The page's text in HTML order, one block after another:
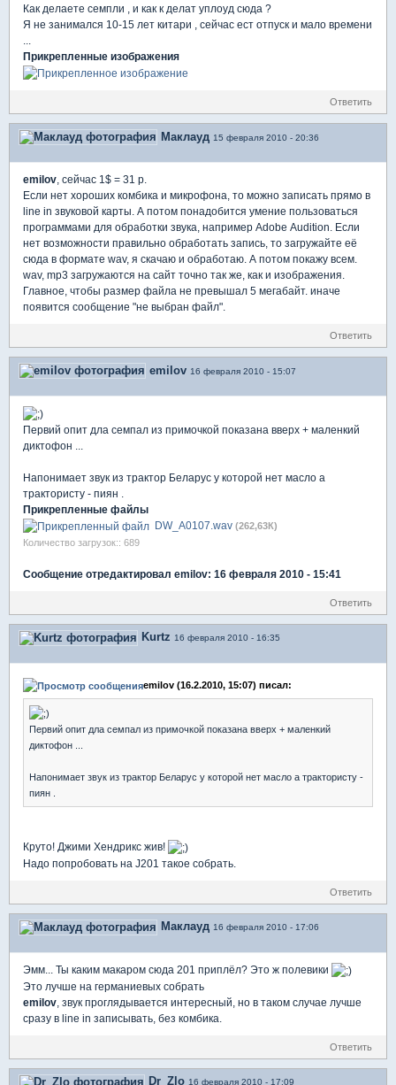
Как делаете семпли , и как к делат уплоуд сюда ?
Я не занимался 10-15 лет китари , сейчас ест отпуск и мало времени
...
Прикрепленные изображения
Ответить
Маклауд 15 февраля 2010 - 20:36
emilov, сейчас 1$ = 31 р.
Если нет хороших комбика и микрофона, то можно записать прямо в
line in звуковой карты. А потом понадобится умение пользоваться
программами для обработки звука, например Adobe Audition. Если
нет возможности правильно обработать запись, то загружайте её
сюда в формате wav, я скачаю и обработаю. А потом покажу всем.
wav, mp3 загружаются на сайт точно так же, как и изображения.
Главное, чтобы размер файла не превышал 5 мегабайт. иначе
появится сообщение "не выбран файл".
Ответить
emilov 16 февраля 2010 - 15:07
Первий опит дла семпал из примочкой показана вверх + маленкий
диктофон ...
Напонимает звук из трактор Беларус у которой нет масло а
трактористу - пиян .
Прикрепленные файлы
DW_A0107.wav (262,63К)
Количество загрузок:: 689
Сообщение отредактировал emilov: 16 февраля 2010 - 15:41
Ответить
Kurtz 16 февраля 2010 - 16:35
emilov (16.2.2010, 15:07) писал:
Первий опит дла семпал из примочкой показана вверх + маленкий
диктофон ...
Напонимает звук из трактор Беларус у которой нет масло а трактористу -
пиян .
Круто! Джими Хендрикс жив!
Надо попробовать на J201 такое собрать.
Ответить
Маклауд 16 февраля 2010 - 17:06
Эмм... Ты каким макаром сюда 201 приплёл? Это ж полевики
Это лучше на германиевых собрать
emilov, звук проглядывается интересный, но в таком случае лучше
сразу в line in записывать, без комбика.
Ответить
Dr_Zlo 16 февраля 2010 - 17:09